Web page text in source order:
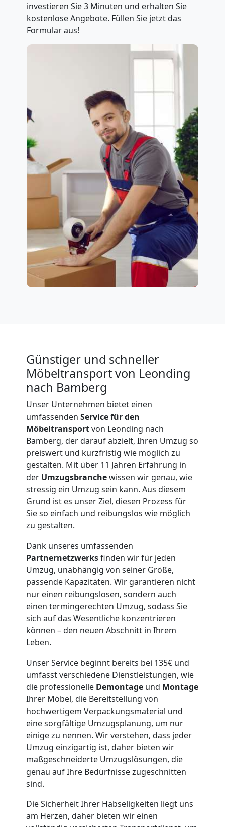
investieren Sie 3 Minuten und erhalten Sie
kostenlose Angebote. Füllen Sie jetzt das
Formular aus!
Günstiger und schneller
Möbeltransport von Leonding
nach Bamberg
Unser Unternehmen bietet einen
umfassenden Service für den
Möbeltransportvon Leonding nach
Bamberg, der darauf abzielt, Ihren Umzug so
preiswert und kurzfristig wie möglich zu
gestalten. Mit über 11 Jahren Erfahrung in
der Umzugsbranchewissen wir genau, wie
stressig ein Umzug sein kann. Aus diesem
Grund ist es unser Ziel, diesen Prozess für
Sie so einfach und reibungslos wie möglich
zu gestalten.
Dank unseres umfassenden
Partnernetzwerksfinden wir für jeden
Umzug, unabhängig von seiner Größe,
passende Kapazitäten. Wir garantieren nicht
nur einen reibungslosen, sondern auch
einen termingerechten Umzug, sodass Sie
sich auf das Wesentliche konzentrieren
können – den neuen Abschnitt in Ihrem
Leben.
Unser Service beginnt bereits bei 135€ und
umfasst verschiedene Dienstleistungen, wie
die professionelle Demontage und Montage
Ihrer Möbel, die Bereitstellung von
hochwertigem Verpackungsmaterial und
eine sorgfältige Umzugsplanung, um nur
einige zu nennen. Wir verstehen, dass jeder
Umzug einzigartig ist, daher bieten wir
maßgeschneiderte Umzugslösungen, die
genau auf Ihre Bedürfnisse zugeschnitten
sind.
Die Sicherheit Ihrer Habseligkeiten liegt uns
am Herzen, daher bieten wir einen
Umzugshelfer
Leonding
Möbeltaxi
Leonding
Kleintransport
Leonding
Möbelmontage
Leonding
Möbeltransport